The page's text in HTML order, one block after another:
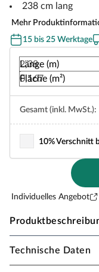
238 cm lang
Mehr
15 bis 25 Werktage
Länge (m)
Fläche (m²)
Gesamt (inkl. MwSt.):
10% Verschnitt
Individuelles Angebot
MEISTER Faltleiste
Technische Daten